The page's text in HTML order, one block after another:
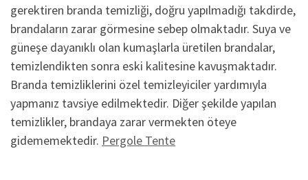
gerektiren branda temizliği, doğru yapılmadığı takdirde,
brandaların zarar görmesine sebep olmaktadır. Suya ve
güneşe dayanıklı olan kumaşlarla üretilen brandalar,
temizlendikten sonra eski kalitesine kavuşmaktadır.
Branda temizliklerini özel temizleyiciler yardımıyla
yapmanız tavsiye edilmektedir. Diğer şekilde yapılan
temizlikler, brandaya zarar vermekten öteye
gidememektedir. Pergole Tente